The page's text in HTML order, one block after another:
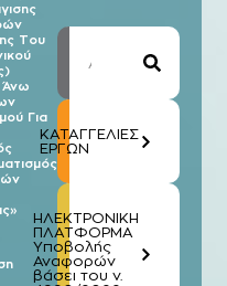
Του
Άνω
Για
ΚΑΤΑΓΓΕΛΙΕΣ
ΕΡΓΩΝ
ΗΛΕΚΤΡΟΝΙΚΗ
ΠΛΑΤΦΟΡΜΑ
Υποβολής
Αναφορών
βάσει του ν.